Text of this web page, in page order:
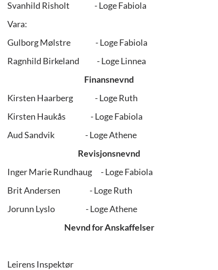
Svanhild Risholt - Loge Fabiola
Vara:
Gulborg Mølstre - Loge Fabiola
Ragnhild Birkeland - Loge Linnea
Finansnevnd
Kirsten Haarberg - Loge Ruth
Kirsten Haukås - Loge Fabiola
Aud Sandvik - Loge Athene
Revisjonsnevnd
Inger Marie Rundhaug - Loge Fabiola
Brit Andersen - Loge Ruth
Jorunn Lyslo - Loge Athene
Nevnd for Anskaffelser
Leirens Inspektør